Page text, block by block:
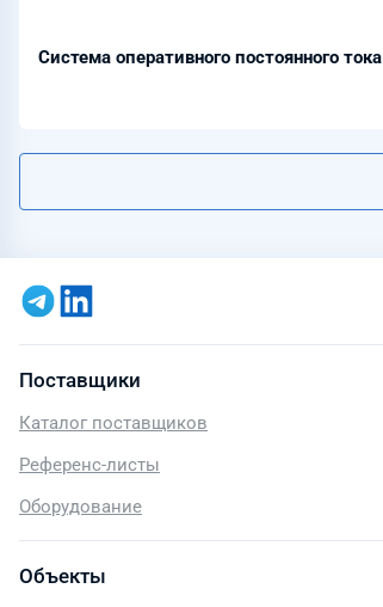
Система оперативного постоянного тока
Поставщики
Каталог поставщиков
Референс-листы
Оборудование
Объекты